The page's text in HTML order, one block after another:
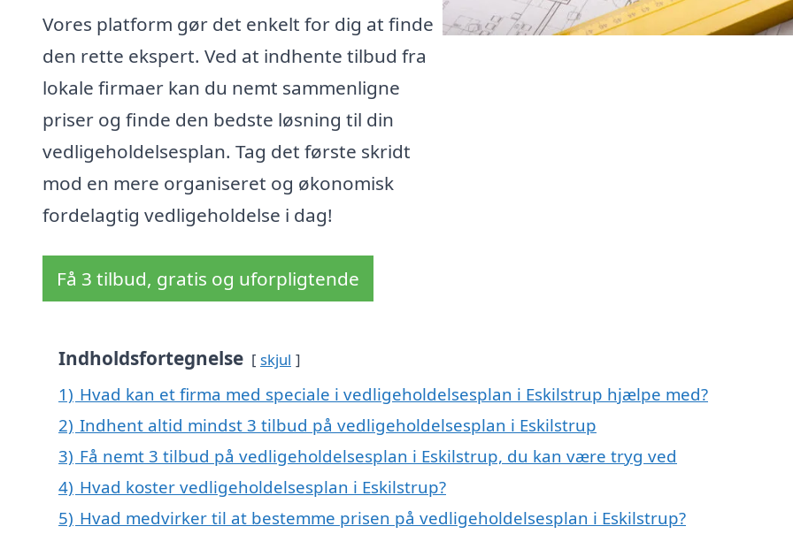
Vores platform gør det enkelt for dig at finde
den rette ekspert. Ved at indhente tilbud fra
lokale firmaer kan du nemt sammenligne
priser og finde den bedste løsning til din
vedligeholdelsesplan. Tag det første skridt
mod en mere organiseret og økonomisk
fordelagtig vedligeholdelse i dag!
Få 3 tilbud, gratis og uforpligtende
Indholdsfortegnelse skjul
1) Hvad kan et firma med speciale i vedligeholdelsesplan i Eskilstrup hjælpe med?
2) Indhent altid mindst 3 tilbud på vedligeholdelsesplan i Eskilstrup
3) Få nemt 3 tilbud på vedligeholdelsesplan i Eskilstrup, du kan være tryg ved
4) Hvad koster vedligeholdelsesplan i Eskilstrup?
5) Hvad medvirker til at bestemme prisen på vedligeholdelsesplan i Eskilstrup?